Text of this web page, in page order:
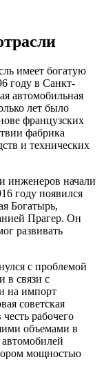
имеет богатую
году в Санкт-
автомобильная
лет было
французских
фабрика
и технических
инженеров начали
году появился
Богатырь,
Прагер. Он
развивать
с проблемой
в связи с
на импорт
советская
рабочего
объемами в
мощностью